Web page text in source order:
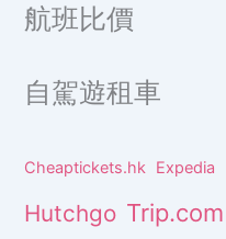
航班比價
自駕遊租車
Cheaptickets.hk Expedia
Hutchgo Trip.com